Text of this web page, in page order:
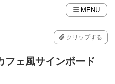
MENU
クリップする
フェ風サインボード